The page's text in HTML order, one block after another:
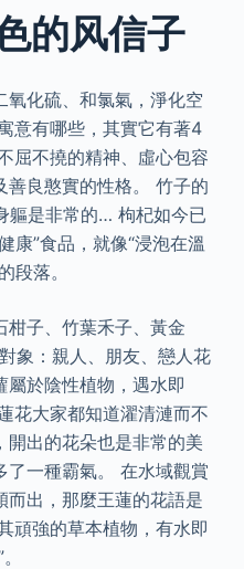
的风信子
氧化硫、和氯氣，淨化空
意有哪些，其實它有著4
屈不撓的精神、虛心包容
善良憨實的性格。 竹子的
軀是非常的… 枸杞如今已
康”食品，就像“浸泡在溫
段落。
柑子、竹葉禾子、黃金
象：親人、朋友、戀人花
於陰性植物，遇水即
花大家都知道濯清漣而不
開出的花朵也是非常的美
了一種霸氣。 在水域觀賞
而出，那麼王蓮的花語是
頑強的草本植物，有水即